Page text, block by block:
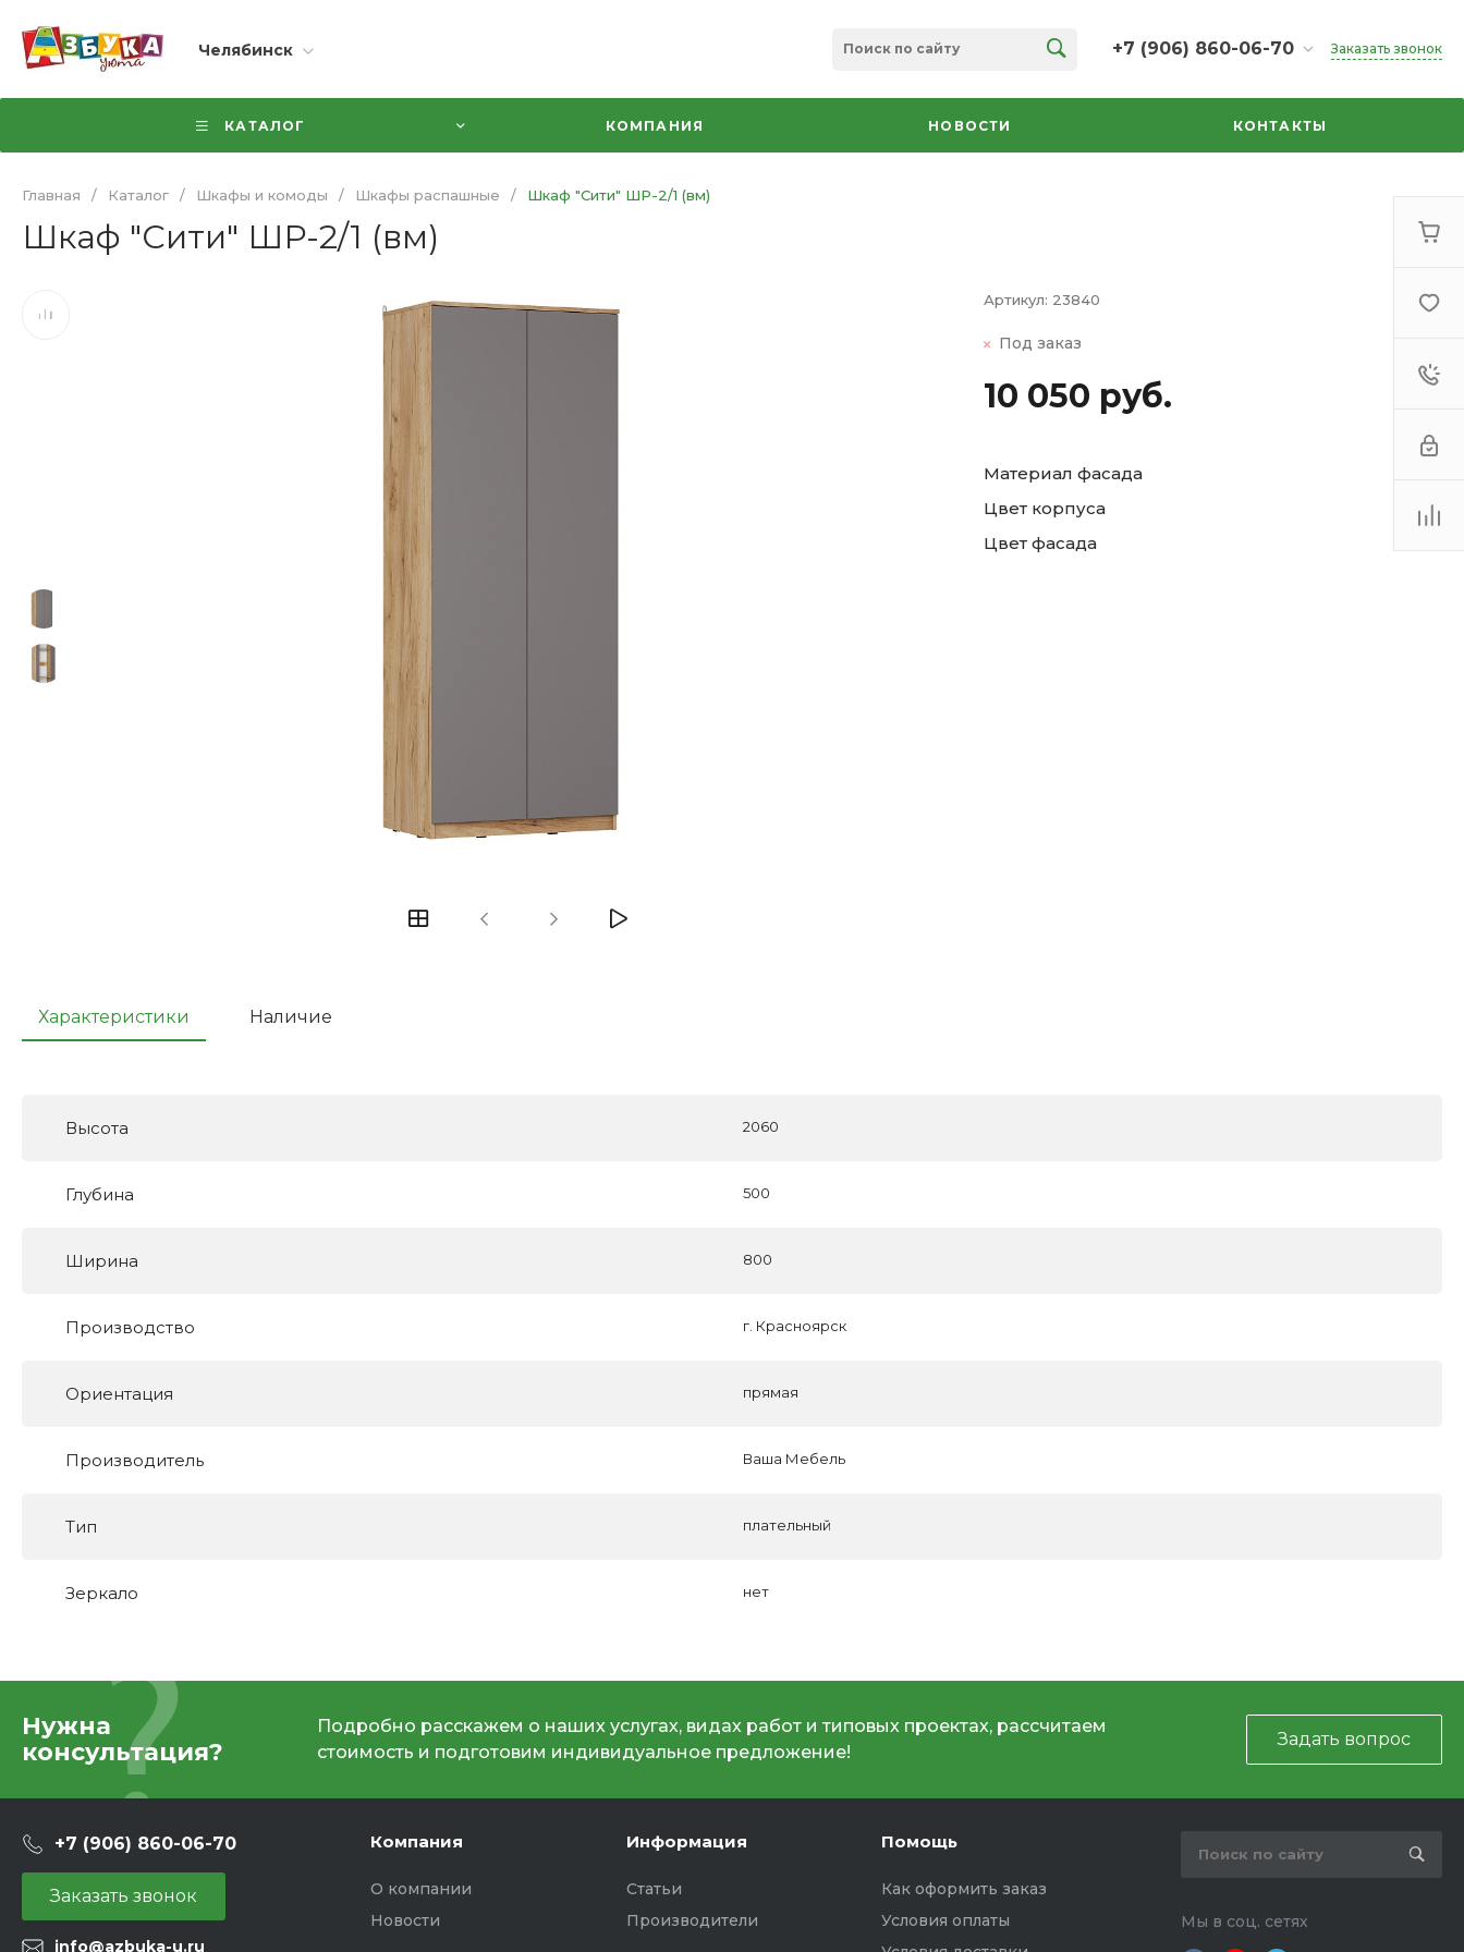
Челябинск +7 (906) 860-06-70
+7 (906) 860-06-70
г. Челябинск, ТК Кольцо,
секция 35
Заказать звонок
КАТАЛОГ КОМПАНИЯ НОВОСТИ КОНТАКТЫ
Главная / Каталог / Шкафы и комоды / Шкафы распашные / Шкаф "Сити" ШР-2/1 (вм)
Шкаф "Сити" ШР-2/1 (вм)
Артикул: 23840
Под заказ
10 050 руб.
Материал фасада
Цвет корпуса
Цвет фасада
Характеристики Наличие
Высота 2060
Глубина 500
Ширина 800
Производство г. Красноярск
Ориентация прямая
Производитель Ваша Мебель
Тип плательный
Зеркало нет
Нужна
консультация?
Подробно расскажем о наших услугах, видах работ и типовых проектах, рассчитаем
стоимость и подготовим индивидуальное предложение!
Задать вопрос
+7 (906) 860-06-70
Заказать звонок
info@azbuka-u.ru
Компания
О компании
Новости
Информация
Статьи
Производители
Помощь
Как оформить заказ
Условия оплаты
Мы в соц. сетях